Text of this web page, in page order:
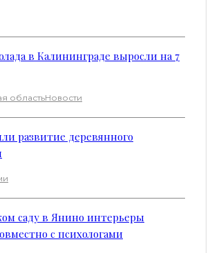
в Калининграде выросли на 7
областьНовости
развитие деревянного
саду в Янино интерьеры
с психологами